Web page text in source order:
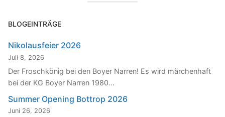
BLOGEINTRÄGE
Nikolausfeier 2026
Juli 8, 2026
Der Froschkönig bei den Boyer Narren! Es wird märchenhaft
bei der KG Boyer Narren 1980…
Summer Opening Bottrop 2026
Juni 26, 2026